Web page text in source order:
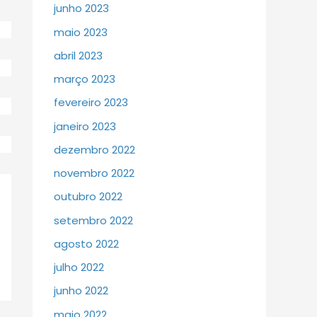
junho 2023
maio 2023
abril 2023
março 2023
fevereiro 2023
janeiro 2023
dezembro 2022
novembro 2022
outubro 2022
setembro 2022
agosto 2022
julho 2022
junho 2022